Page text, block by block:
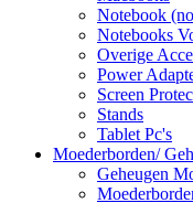
Notebook
Notebooks
Overige
Power
Screen
Stands
Tablet Pc's
Moederborden/
Geheugen